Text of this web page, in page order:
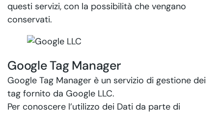
questi servizi, con la possibilità che vengano
conservati.
Google Tag Manager
Google Tag Manager è un servizio di gestione dei
tag fornito da Google LLC.
Per conoscere l’utilizzo dei Dati da parte di